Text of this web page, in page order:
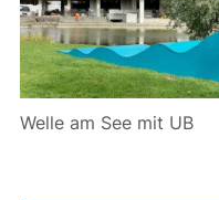
Welle am See mit UB